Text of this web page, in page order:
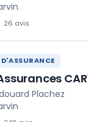
26 avis
Plachez